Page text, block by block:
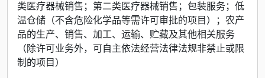
类医疗器械销售；第二类医疗器械销售；包装服务；低
温仓储（不含危险化学品等需许可审批的项目）；农产
品的生产、销售、加工、运输、贮藏及其他相关服务
（除许可业务外，可自主依法经营法律法规非禁止或限
制的项目）